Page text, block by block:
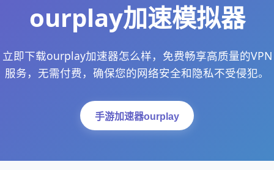
ourplay加速模拟器
立即下载ourplay加速器怎么样，免费畅享高质量的VPN
服务，无需付费，确保您的网络安全和隐私不受侵犯。
手游加速器ourplay